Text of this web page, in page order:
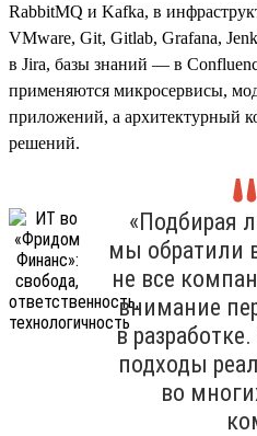
RabbitMQ и Kafka, в
VMware, Git, Gitlab, Grafana,
в Jira, базы знаний — в
применяются микросервисы,
приложений, а архитектурный
решений.
«Подбирая
мы обратили
не все
внимание
в
подходы
во